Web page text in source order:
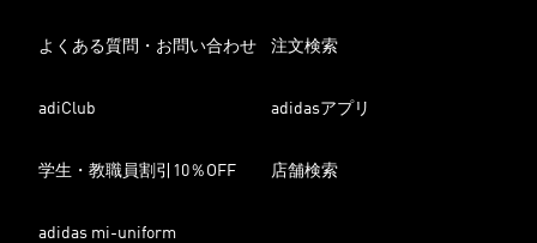
よくある質問・お問い合わせ 注文検索
adiClub adidasアプリ
学生・教職員割引10％OFF 店舗検索
adidas mi-uniform